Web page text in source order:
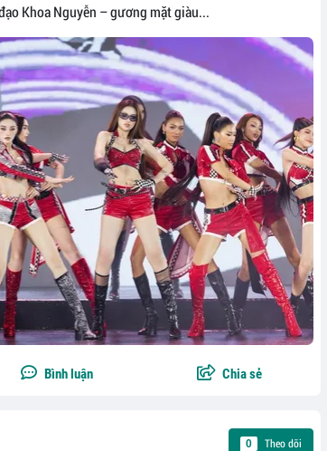
Khoa Nguyễn – gương mặt giàu...
Bình luận Chia sẻ
0 Theo dõi